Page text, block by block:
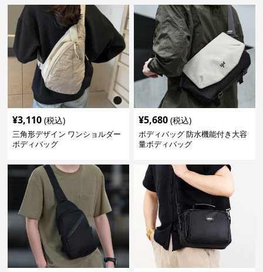
¥3,110 (税込)
三角形デザイン ワンショルダー
ボディバッグ
¥5,680 (税込)
ボディバッグ 防水機能付き大容
量ボディバッグ